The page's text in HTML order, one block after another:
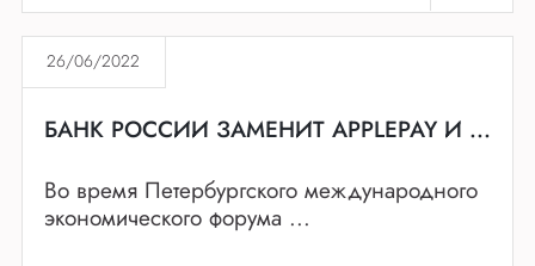
26/06/2022
БАНК РОССИИ ЗАМЕНИТ APPLEPAY И ...
Во время Петербургского международного
экономического форума ...